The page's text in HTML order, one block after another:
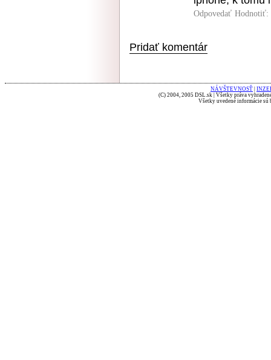
Odpovedať Hodnotiť:
Pridať komentár
NÁVŠTEVNOSŤ
(C) 2004, 2005 DSL.sk | Všetky práva
Všetky uvedené informácie sú